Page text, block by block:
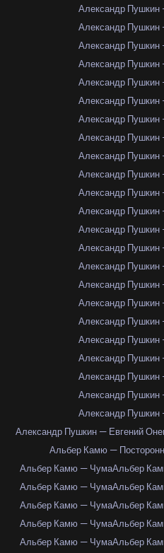
Александр Пушкин
Александр Пушкин
Александр Пушкин
Александр Пушкин
Александр Пушкин
Александр Пушкин
Александр Пушкин
Александр Пушкин
Александр Пушкин
Александр Пушкин
Александр Пушкин
Александр Пушкин
Александр Пушкин
Александр Пушкин
Александр Пушкин
Александр Пушкин
Александр Пушкин
Александр Пушкин
Александр Пушкин
Александр Пушкин
Александр Пушкин
Александр Пушкин
Александр Пушкин
Александр Пушкин — Евгений
Альбер Камю —
Альбер Камю — ЧумаАльбер
Альбер Камю — ЧумаАльбер
Альбер Камю — ЧумаАльбер
Альбер Камю — ЧумаАльбер
Альбер Камю — ЧумаАльбер